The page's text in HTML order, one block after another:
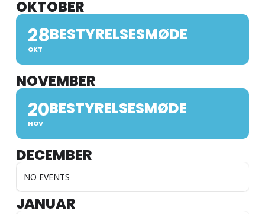
OKTOBER
28
OKT
BESTYRELSESMØDE
NOVEMBER
20
NOV
BESTYRELSESMØDE
DECEMBER
NO EVENTS
JANUAR